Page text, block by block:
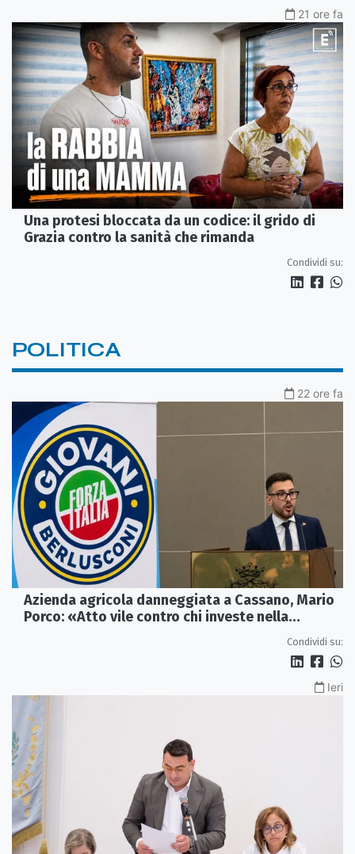
21 ore fa
Una protesi bloccata da un codice: il grido di
Grazia contro la sanità che rimanda
Condividi su:
POLITICA
22 ore fa
Azienda agricola danneggiata a Cassano, Mario
Porco: «Atto vile contro chi investe nella
Condividi su:
Ieri